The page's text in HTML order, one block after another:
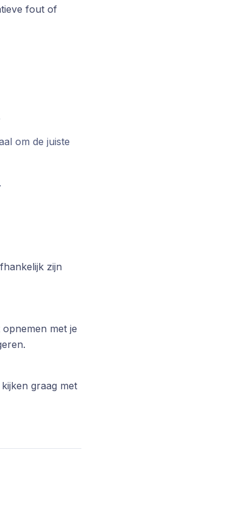
fout of
om de juiste
zijn
met je
graag met